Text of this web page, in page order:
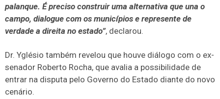
palanque. É preciso construir uma alternativa que una o
campo, dialogue com os municípios e represente de
verdade a direita no estado”, declarou.
Dr. Yglésio também revelou que houve diálogo com o ex-
senador Roberto Rocha, que avalia a possibilidade de
entrar na disputa pelo Governo do Estado diante do novo
cenário.